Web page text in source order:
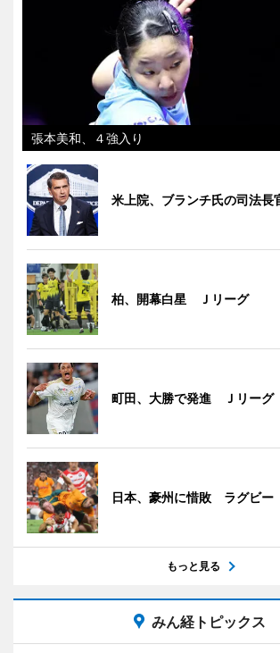
張本美和、４強入り
米上院、ブランチ氏の司法長
柏、開幕白星 Ｊリーグ
町田、大勝で発進 Ｊリーグ
日本、豪州に惜敗 ラグビー
もっと見る
みん経トピックス